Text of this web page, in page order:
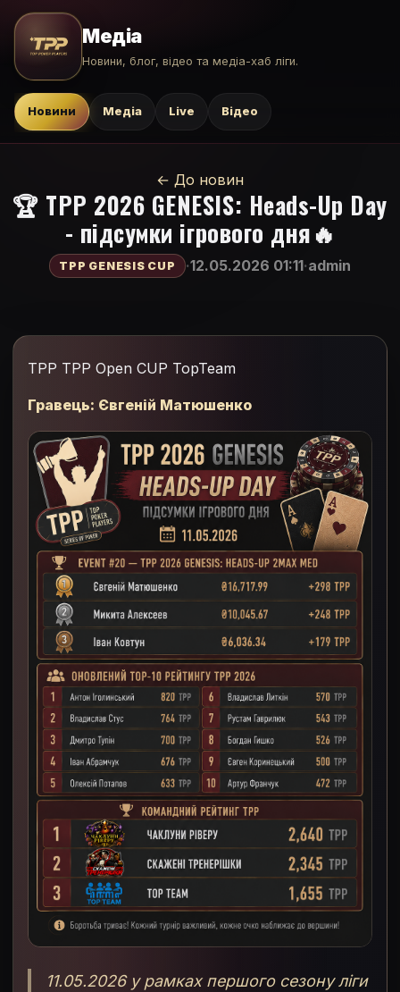
Медіа
Новини, блог, відео та медіа-хаб ліги.
Новини Медіа Live Відео
← До новин
🏆 TPP 2026 GENESIS: Heads-Up Day
- підсумки ігрового дня🔥
TPP GENESIS CUP ·12.05.2026 01:11·admin
TPP TPP Open CUP TopTeam
Гравець: Євгеній Матюшенко
11.05.2026 у рамках першого сезону ліги